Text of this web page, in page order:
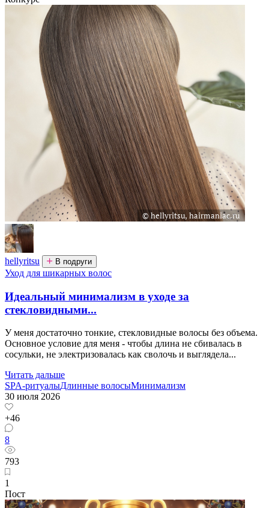
hellyritsu В подруги
Уход для шикарных волос
Идеальный минимализм в уходе за
стекловидными...
У меня достаточно тонкие, стекловидные волосы без объема.
Основное условие для меня - чтобы длина не сбивалась в
сосульки, не электризовалась как сволочь и выглядела...
Читать дальше
SPA-ритуалыДлинные волосыМинимализм
30 июля 2026
+46
8
793
1
Пост